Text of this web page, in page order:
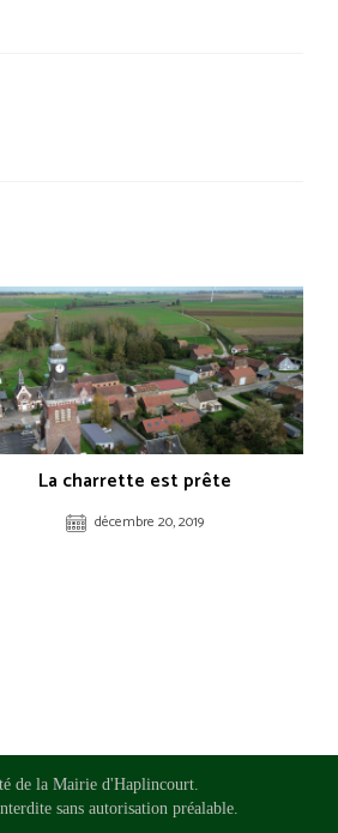
La charrette est prête
décembre 20, 2019
de la Mairie d'Haplincourt.
sans autorisation préalable.